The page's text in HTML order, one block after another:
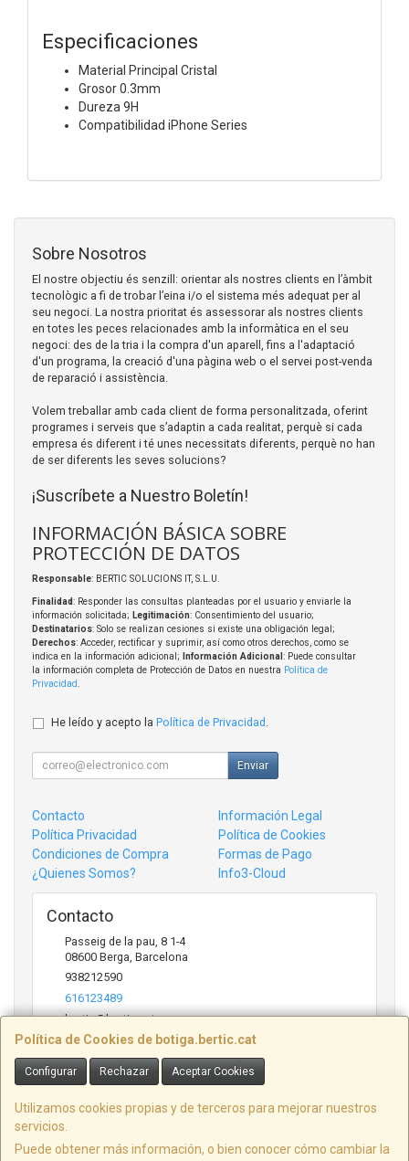
Especificaciones
Material Principal Cristal
Grosor 0.3mm
Dureza 9H
Compatibilidad iPhone Series
Política de Cookies de botiga.bertic.cat
Configurar Rechazar Aceptar Cookies
Utilizamos cookies propias y de terceros para mejorar nuestros
servicios.
Puede obtener más información, o bien conocer cómo cambiar la
Sobre Nosotros
El nostre objectiu és senzill: orientar als nostres clients en l’àmbit
tecnològic a fi de trobar l’eina i/o el sistema més adequat per al
seu negoci. La nostra prioritat és assessorar als nostres clients
en totes les peces relacionades amb la informàtica en el seu
negoci: des de la tria i la compra d'un aparell, fins a l'adaptació
d'un programa, la creació d'una pàgina web o el servei post-venda
de reparació i assistència.
Volem treballar amb cada client de forma personalitzada, oferint
programes i serveis que s’adaptin a cada realitat, perquè si cada
empresa és diferent i té unes necessitats diferents, perquè no han
de ser diferents les seves solucions?
¡Suscríbete a Nuestro Boletín!
INFORMACIÓN BÁSICA SOBRE
PROTECCIÓN DE DATOS
Responsable: BERTIC SOLUCIONS IT, S.L.U.
Finalidad: Responder las consultas planteadas por el usuario y enviarle la
información solicitada; Legitimación: Consentimiento del usuario;
Destinatarios: Solo se realizan cesiones si existe una obligación legal;
Derechos: Acceder, rectificar y suprimir, así como otros derechos, como se
indica en la información adicional;
Información Adicional : Puede consultar
la información completa de Protección de Datos en nuestra Política de
Privacidad
He leído y acepto la Política de Privacidad
Enviar
Contacto
Información Legal
Política Privacidad
Política de Cookies
Condiciones de Compra
Formas de Pago
¿Quienes Somos?
Info3-Cloud
Contacto
Passeig de la pau, 8 1-4
08600 Berga Barcelona
938212590
616123489
bertic@bertic.cat
Horario
Lunes a Viernes (9h-14h | 15h-18h)